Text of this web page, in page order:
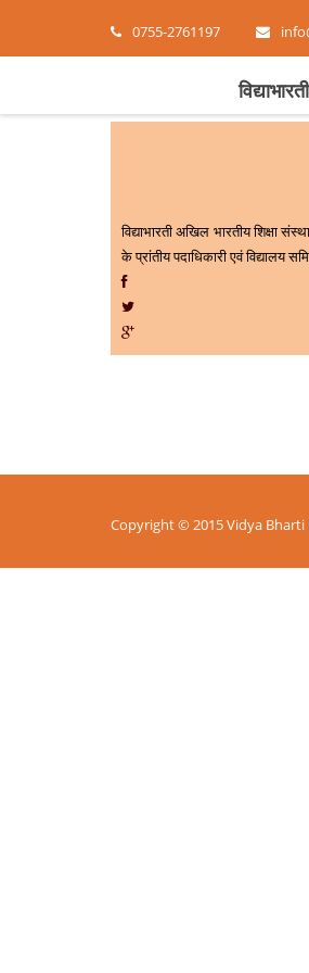
0755-2761197
विद्याभारती अखिल भारतीय शिक्षा
के प्रांतीय पदाधिकारी एवं विद्यालय
Copyright © 2015 Vidya